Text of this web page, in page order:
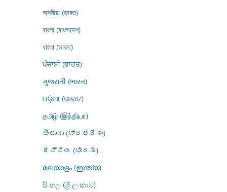
অসমীয়া (ভাৰত)
বাংলা (বাংলাদেশ)
বাংলা (ভারত)
ਪੰਜਾਬੀ (ਭਾਰਤ)
ગુજરાતી (ભારત)
ଓଡ଼ିଆ (ଭାରତ)
தமிழ் (இந்தியா)
తెలుగు (భారతదేశం)
ಕನ್ನಡ (ಭಾರತ)
മലയാളം (ഇന്ത്യ)
සිංහල (ශ්‍රී ලංකාව)